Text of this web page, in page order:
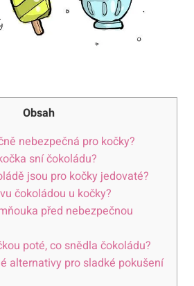
Obsah
nebezpečná pro kočky?
sní čokoládu?
jsou pro kočky jedovaté?
čokoládou u kočky?
před nebezpečnou
poté, co snědla čokoládu?
alternativy pro sladké pokušení